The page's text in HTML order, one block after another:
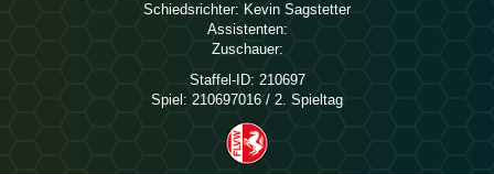
Schiedsrichter:  
Assistenten:
Zuschauer:
Staffel-ID: 210697
Spiel: 210697016 / 2. Spieltag